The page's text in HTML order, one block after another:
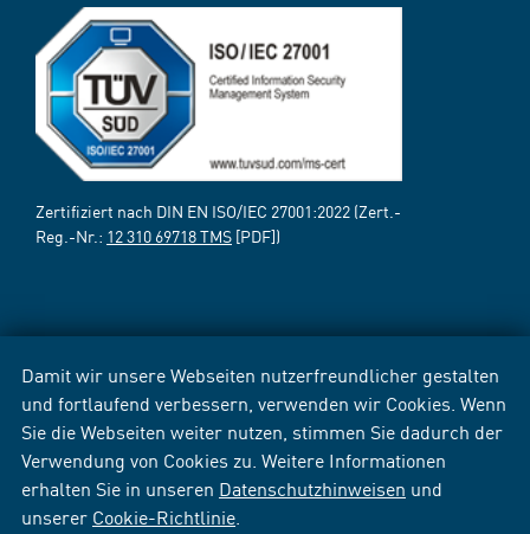
Damit wir unsere Webseiten nutzerfreundlicher gestalten
und fortlaufend verbessern, verwenden wir Cookies. Wenn
Sie die Webseiten weiter nutzen, stimmen Sie dadurch der
Verwendung von Cookies zu. Weitere Informationen
erhalten Sie in unseren Datenschutzhinweisen und
unserer Cookie-Richtlinie
Zertifiziert nach DIN EN ISO/IEC 27001:2022 (Zert.-
Reg.-Nr.: 12 310 69718 TMS [PDF])